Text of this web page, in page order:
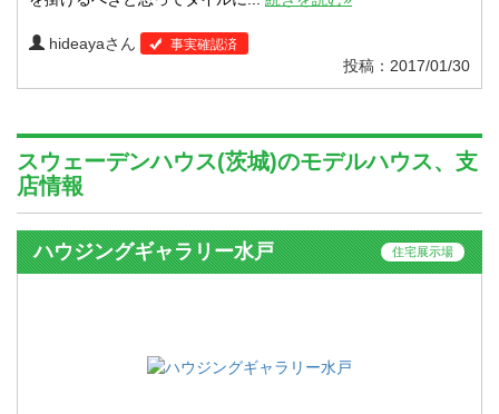
hideayaさん 事実確認済
投稿：2017/01/30
スウェーデンハウス(茨城)のモデルハウス、支
店情報
ハウジングギャラリー水戸 住宅展示場